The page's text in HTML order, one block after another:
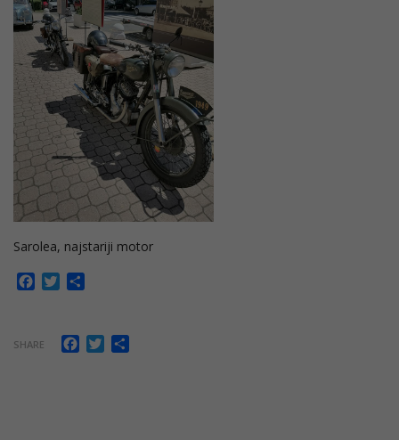
Sarolea, najstariji motor
Facebook
Twitter
SHARE Facebook
Twitter